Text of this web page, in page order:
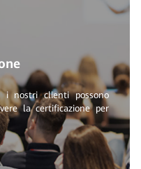
i nostri clienti possono
la certificazione per